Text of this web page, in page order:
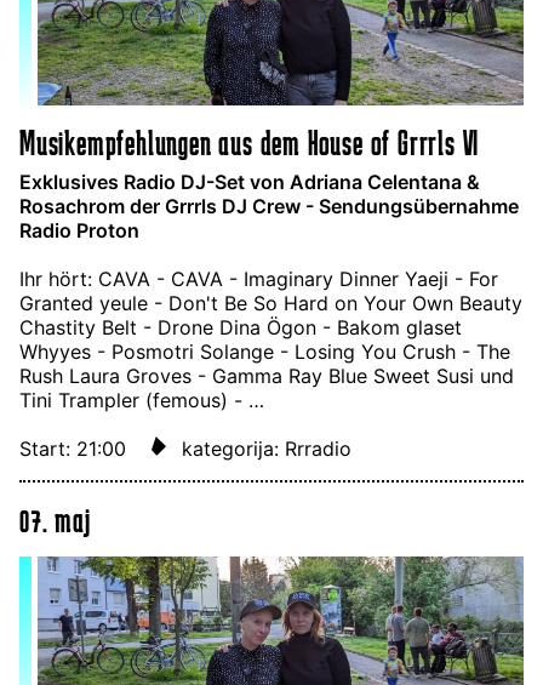
Musikempfehlungen aus dem House of Grrrls VI
Exklusives Radio DJ-Set von Adriana Celentana &
Rosachrom der Grrrls DJ Crew - Sendungsübernahme
Radio Proton
Ihr hört: CAVA - CAVA - Imaginary Dinner Yaeji - For
Granted yeule - Don't Be So Hard on Your Own Beauty
Chastity Belt - Drone Dina Ögon - Bakom glaset
Whyyes - Posmotri Solange - Losing You Crush - The
Rush Laura Groves - Gamma Ray Blue Sweet Susi und
Tini Trampler (femous) - …
Start: 21:00 kategorija: Rrradio
07. maj